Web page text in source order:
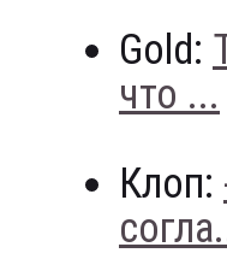
Gold:
что ...
Клоп: